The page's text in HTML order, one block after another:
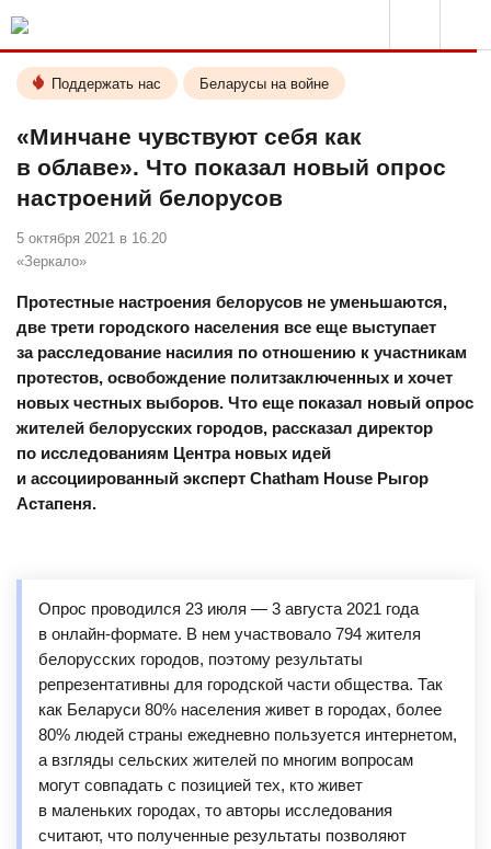
Поддержать нас Беларусы на войне
«Минчане чувствуют себя как
в облаве». Что показал новый опрос
настроений белорусов
5 октября 2021 в 16.20
«Зеркало»
Протестные настроения белорусов не уменьшаются,
две трети городского населения все еще выступает
за расследование насилия по отношению к участникам
протестов, освобождение политзаключенных и хочет
новых честных выборов. Что еще показал новый опрос
жителей белорусских городов, рассказал директор
по исследованиям Центра новых идей
и ассоциированный эксперт Chatham House Рыгор
Астапеня.
Опрос проводился 23 июля — 3 августа 2021 года
в онлайн-формате. В нем участвовало 794 жителя
белорусских городов, поэтому результаты
репрезентативны для городской части общества. Так
как Беларуси 80% населения живет в городах, более
80% людей страны ежедневно пользуется интернетом,
а взгляды сельских жителей по многим вопросам
могут совпадать с позицией тех, кто живет
в маленьких городах, то авторы исследования
считают, что полученные результаты позволяют